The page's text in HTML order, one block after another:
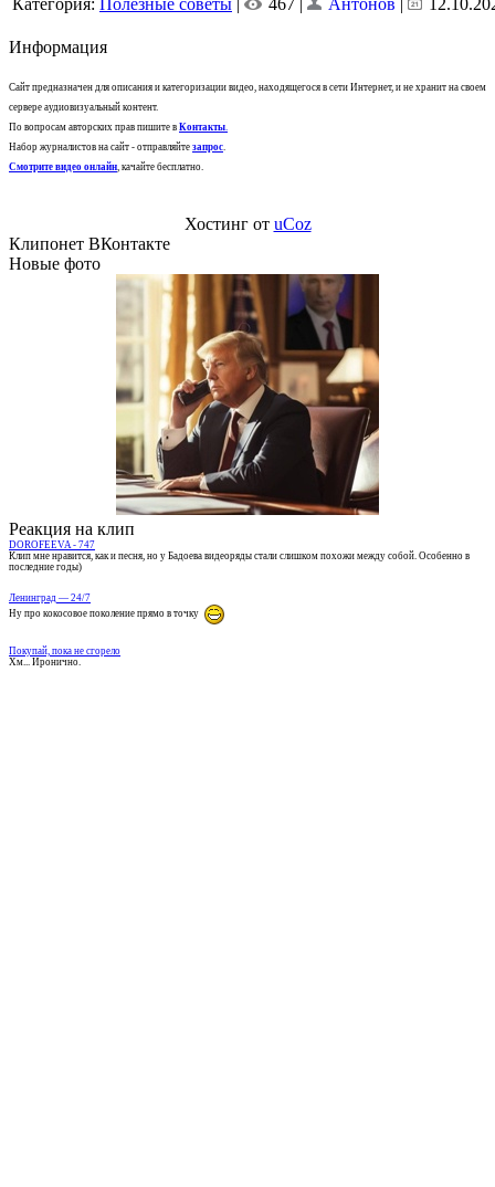
Категория: Полезные советы 467 | Антонов
Информация
Сайт предназначен для описания и категоризации видео, находящегося в сети Интернет, и не хранит на своем
сервере аудиовизуальный контент.
По вопросам авторских прав пишите в Контакты.
Набор журналистов на сайт - отправляйте запрос.
Смотрите видео онлайн, качайте бесплатно.
Хостинг от uCoz
Клипонет ВКонтакте
Новые фото
Реакция на клип
DOROFEEVA - 747
Клип мне нравится, как и песня, но у Бадоева видеоряды стали слишком похожи между собой. Особенно в
последние годы)
Ленинград — 24/7
Ну про кокосовое поколение прямо в точку
Покупай, пока не сгорело
Хм... Иронично.